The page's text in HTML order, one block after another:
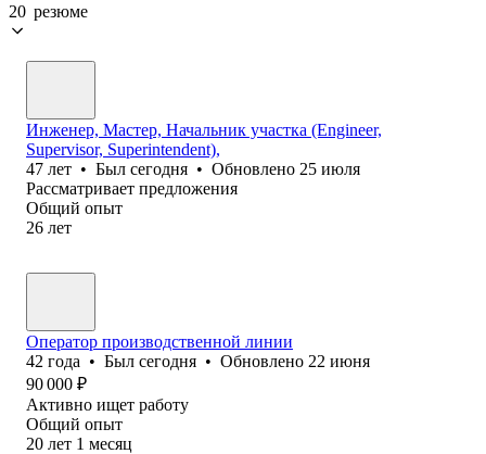
20 резюме
Инженер, Мастер, Начальник участка (Engineer,
Supervisor, Superintendent),
47 лет • Был сегодня • Обновлено 25 июля
Рассматривает предложения
Общий опыт
26 лет
Оператор производственной линии
42 года • Был сегодня • Обновлено 22 июня
90 000 ₽
Активно ищет работу
Общий опыт
20 лет 1 месяц